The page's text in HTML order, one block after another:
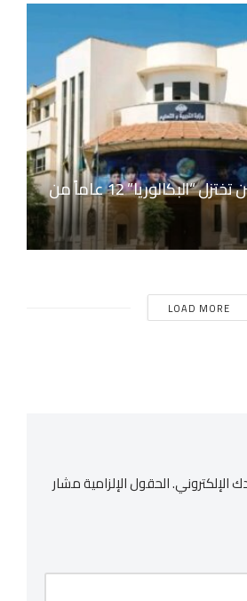
كابوس النتائج.. حين تختزل “البكالوريا” 12 عاماً من
LOAD MORE
الإلكتروني.الحقول الإلزامية مشار